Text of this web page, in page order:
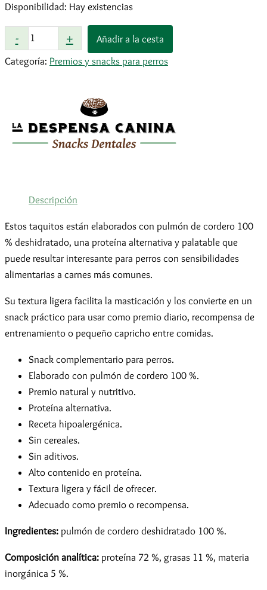
Disponibilidad: Hay existencias
-
Taquitos
de
Pulmón
cantidad
+
Añadir a la cesta
Categoría: Premios y snacks para perros
Descripción
Estos taquitos están elaborados con pulmón de cordero 100
% deshidratado, una proteína alternativa y palatable que
puede resultar interesante para perros con sensibilidades
alimentarias a carnes más comunes.
Su textura ligera facilita la masticación y los convierte en un
snack práctico para usar como premio diario, recompensa de
entrenamiento o pequeño capricho entre comidas.
Snack complementario para perros.
Elaborado con pulmón de cordero 100 %.
Premio natural y nutritivo.
Proteína alternativa.
Receta hipoalergénica.
Sin cereales.
Sin aditivos.
Alto contenido en proteína.
Textura ligera y fácil de ofrecer.
Adecuado como premio o recompensa.
Ingredientes: pulmón de cordero deshidratado 100 %.
Composición analítica: proteína 72 %, grasas 11 %, materia
inorgánica 5 %.